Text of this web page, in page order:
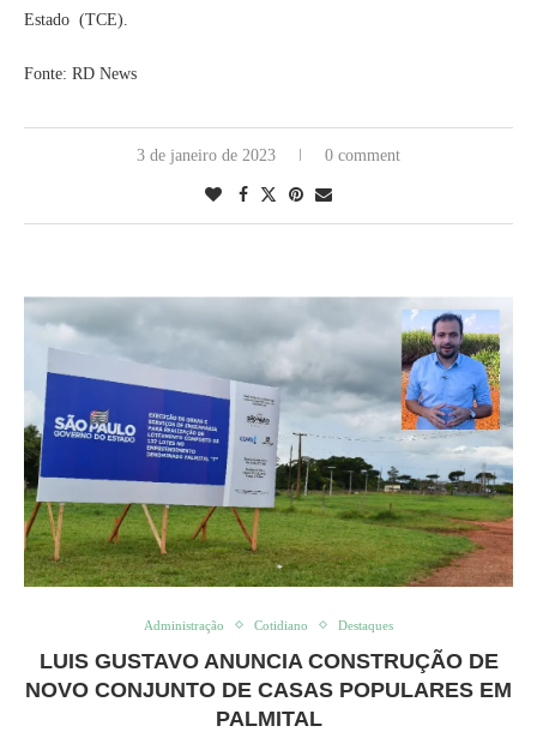
Estado (TCE).
Fonte: RD News
3 de janeiro de 2023 0 comment
Administração Cotidiano Destaques
LUIS GUSTAVO ANUNCIA CONSTRUÇÃO DE
NOVO CONJUNTO DE CASAS POPULARES EM
PALMITAL